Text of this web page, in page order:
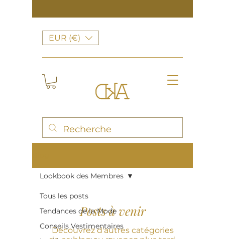
EUR (€)
Tous les posts
Tendances de la Mode
Conseils Vestimentaires
Lookbook des Membres
Posts à venir
Découvrez d'autres catégories